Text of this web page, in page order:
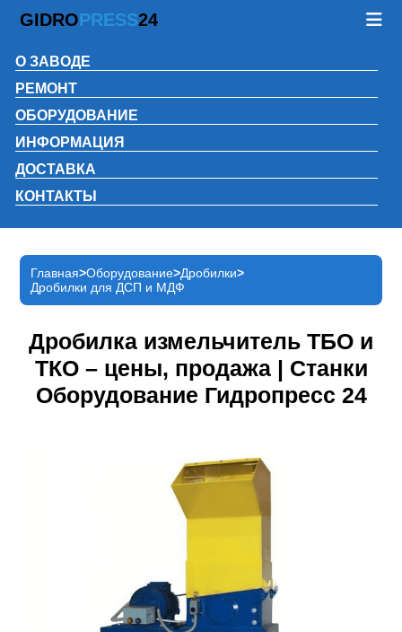
GIDROPRESS24
О ЗАВОДЕ
РЕМОНТ
ОБОРУДОВАНИЕ
ИНФОРМАЦИЯ
ДОСТАВКА
КОНТАКТЫ
Главная Оборудование Дробилки
Дробилки для ДСП и МДФ
Дробилка измельчитель ТБО и
ТКО – цены, продажа | Станки
Оборудование Гидропресс 24